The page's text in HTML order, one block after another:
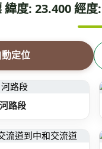
緯度: 23.400 經
動定位
路段